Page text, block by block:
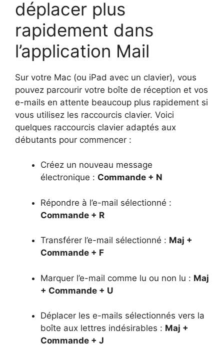
déplacer plus
rapidement dans
l’application Mail
Sur votre Mac (ou iPad avec un clavier), vous
pouvez parcourir votre boîte de réception et vos
e-mails en attente beaucoup plus rapidement si
vous utilisez les raccourcis clavier. Voici
quelques raccourcis clavier adaptés aux
débutants pour commencer :
Créez un nouveau message
électronique : Commande + N
Répondre à l’e-mail sélectionné :
Commande + R
Transférer l’e-mail sélectionné : Maj +
Commande + F
Marquer l’e-mail comme lu ou non lu : Maj
+ Commande + U
Déplacer les e-mails sélectionnés vers la
boîte aux lettres indésirables : Maj +
Commande + J